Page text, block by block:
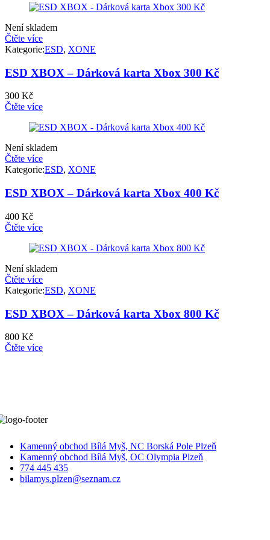
Není skladem
Čtěte více
Kategorie:ESD, XONE
ESD XBOX – Dárková karta Xbox 300 Kč
300 Kč
Čtěte více
Není skladem
Čtěte více
Kategorie:ESD, XONE
ESD XBOX – Dárková karta Xbox 400 Kč
400 Kč
Čtěte více
Není skladem
Čtěte více
Kategorie:ESD, XONE
ESD XBOX – Dárková karta Xbox 800 Kč
800 Kč
Čtěte více
Kamenný obchod Bílá Myš, NC Borská Pole Plzeň
Kamenný obchod Bílá Myš, OC Olympia Plzeň
774 445 435
bilamys.plzen@seznam.cz